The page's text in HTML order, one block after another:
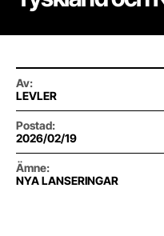
Av:
LEVLER
Postad:
2026/02/19
Ämne:
NYA LANSERINGAR